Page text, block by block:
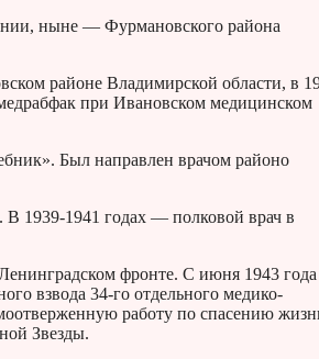
ныне — Фурмановского района
районе Владимирской области, в
при Ивановском медицинском
Был направлен врачом районо
1939-1941 годах — полковой врач в
фронте. С июня 1943 года
взвода 34-го отдельного медико-
работу по спасению
Звезды.